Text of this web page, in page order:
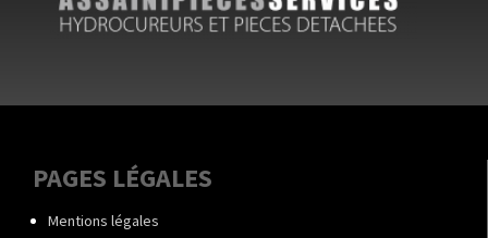
PAGES LÉGALES
Mentions légales